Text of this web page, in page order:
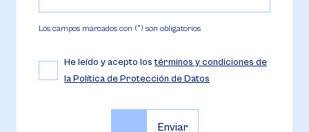
Los campos marcados con (*) son obligatorios
He leído y acepto lostérminos y condiciones de
la Política de Protección de Datos